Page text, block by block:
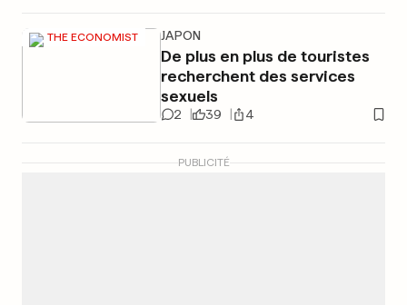
THE ECONOMIST JAPON
De plus en plus de touristes
recherchent des services
sexuels
2 39 4
PUBLICITÉ